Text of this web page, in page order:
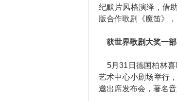
纪默片风格演绎，借
版合作歌剧《魔笛》
获世界歌剧大奖一
5月31日德国柏林喜
艺术中心小剧场举行
邀出席发布会，著名